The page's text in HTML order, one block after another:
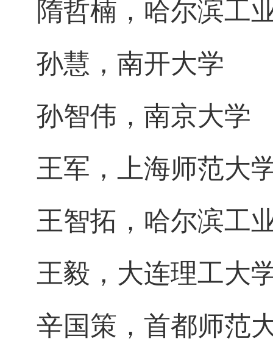
隋哲楠，哈尔滨工
孙慧，南开大学
孙智伟，南京大学
王军，上海师范大
王智拓，哈尔滨工
王毅，大连理工大
辛国策，首都师范